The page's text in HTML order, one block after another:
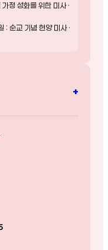
정 성화를 위한 미사 ·
: 순교 기념 현양 미사 ·
+